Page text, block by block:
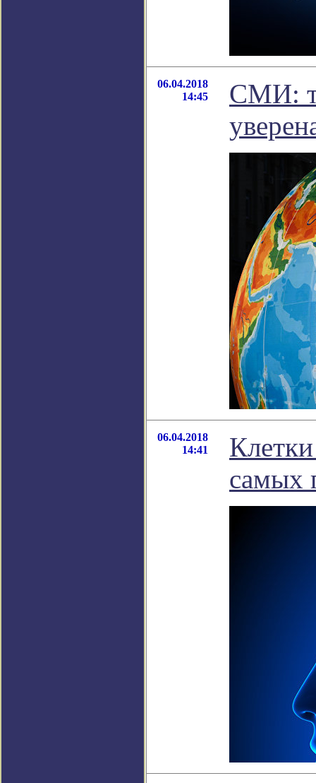
06.04.2018
14:45
СМИ:
06.04.2018
14:41
самых